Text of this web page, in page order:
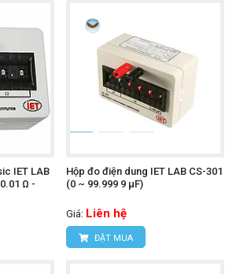
IET LAB
Ω -
Hộp đo điện dung IET LAB CS-301
(0 ~ 99.999 9 µF)
Giá: Liên hệ
ĐẶT MUA